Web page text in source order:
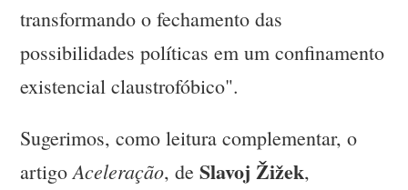
transformando o fechamento das
possibilidades políticas em um confinamento
existencial claustrofóbico".
Sugerimos, como leitura complementar, o
artigoAceleração, deSlavoj Žižek,